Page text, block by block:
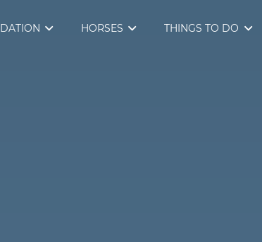
HORSES THINGS TO DO